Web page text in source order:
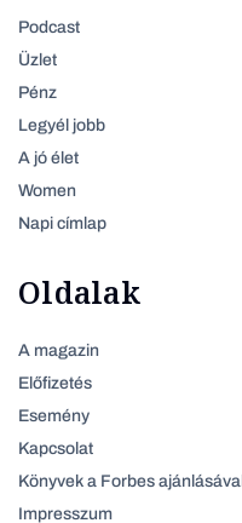
Podcast
Üzlet
Pénz
Legyél jobb
A jó élet
Women
Napi címlap
Oldalak
A magazin
Előfizetés
Esemény
Kapcsolat
Könyvek a Forbes ajánlásával
Impresszum